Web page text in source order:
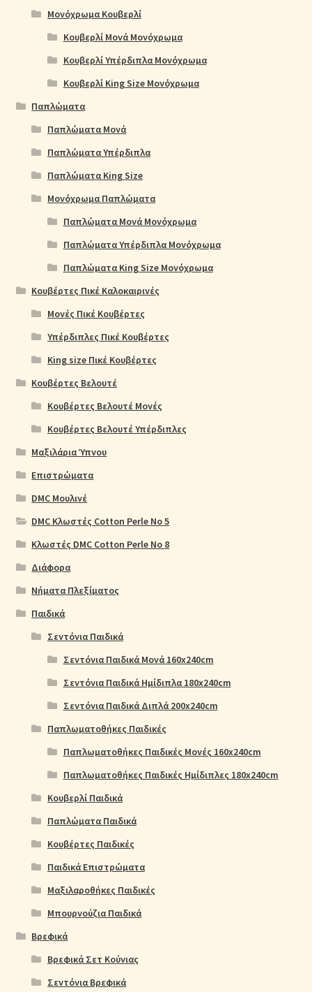
Μονόχρωμα Κουβερλί
Κουβερλί Μονά Μονόχρωμα
Κουβερλί Υπέρδιπλα Μονόχρωμα
Κουβερλί King Size Μονόχρωμα
Παπλώματα
Παπλώματα Μονά
Παπλώματα Υπέρδιπλα
Παπλώματα King Size
Μονόχρωμα Παπλώματα
Παπλώματα Μονά Μονόχρωμα
Παπλώματα Υπέρδιπλα Μονόχρωμα
Παπλώματα King Size Μονόχρωμα
Κουβέρτες Πικέ Καλοκαιρινές
Μονές Πικέ Κουβέρτες
Υπέρδιπλες Πικέ Κουβέρτες
King size Πικέ Κουβέρτες
Κουβέρτες Βελουτέ
Κουβέρτες Βελουτέ Μονές
Κουβέρτες Βελουτέ Υπέρδιπλες
Μαξιλάρια Ύπνου
Επιστρώματα
DMC Μουλινέ
DMC Κλωστές Cotton Perle No 5
Κλωστές DMC Cotton Perle No 8
Διάφορα
Νήματα Πλεξίματος
Παιδικά
Σεντόνια Παιδικά
Σεντόνια Παιδικά Μονά 160x240cm
Σεντόνια Παιδικά Ημίδιπλα 180x240cm
Σεντόνια Παιδικά Διπλά 200x240cm
Παπλωματοθήκες Παιδικές
Παπλωματοθήκες Παιδικές Μονές 160x240cm
Παπλωματοθήκες Παιδικές Ημίδιπλες 180x240cm
Κουβερλί Παιδικά
Παπλώματα Παιδικά
Κουβέρτες Παιδικές
Παιδικά Επιστρώματα
Μαξιλαροθήκες Παιδικές
Μπουρνούζια Παιδικά
Βρεφικά
Βρεφικά Σετ Κούνιας
Σεντόνια Βρεφικά